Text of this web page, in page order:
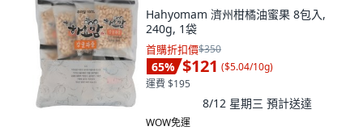
Hahyomam 濟州柑橘油蜜果 8包入,
240g, 1袋
首購折扣價$350
65% $121 ($5.04/10g)
運費 $195
8/12 星期三 預計送達
WOW免運